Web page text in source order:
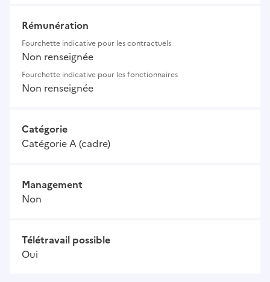
Rémunération
Fourchette indicative pour les contractuels
Non renseignée
Fourchette indicative pour les fonctionnaires
Non renseignée
Catégorie
Catégorie A (cadre)
Management
Non
Télétravail possible
Oui